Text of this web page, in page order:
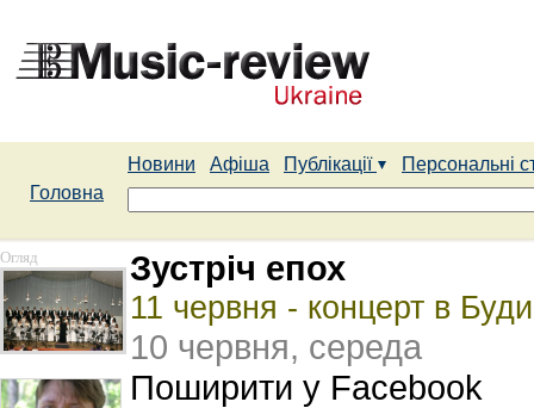
Новини Афіша Публікації
Персональні
Головна
Огляд Зустріч епох
11 червня - концерт в
10 червня, середа
Поширити у Facebook